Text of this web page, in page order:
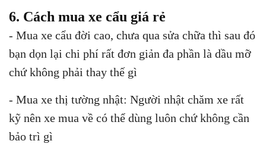
6. Cách mua xe cẩu giá rẻ
- Mua xe cẩu đời cao, chưa qua sửa chữa thì sau đó
bạn dọn lại chi phí rất đơn giản đa phần là dầu mỡ
chứ không phải thay thế gì
- Mua xe thị tường nhật: Người nhật chăm xe rất
kỹ nên xe mua về có thể dùng luôn chứ không cần
bảo trì gì